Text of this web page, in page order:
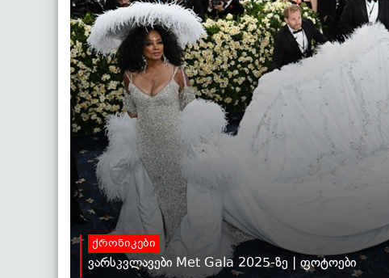
ქრონიკები
ვარსკვლავები Met Gala 2025-ზე | ფოტოები